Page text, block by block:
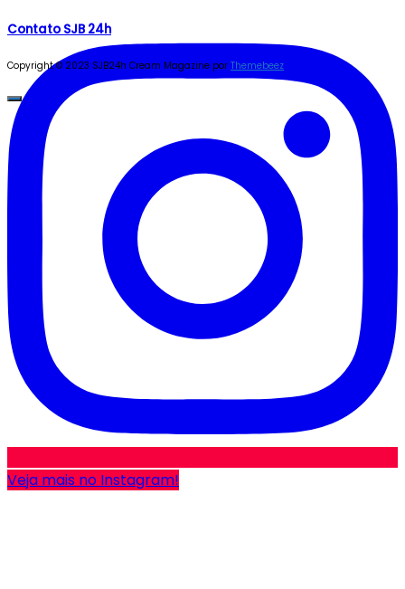
Veja mais no Instagram!
Contato SJB 24h
Copyright © 2023 SJB24h Cream Magazine por Themebeez